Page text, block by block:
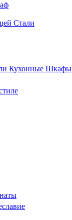
Стали
Кухонные Шкафы